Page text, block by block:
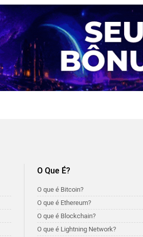
O Que É?
O que é Bitcoin?
O que é Ethereum?
O que é Blockchain?
O que é Lightning Network?